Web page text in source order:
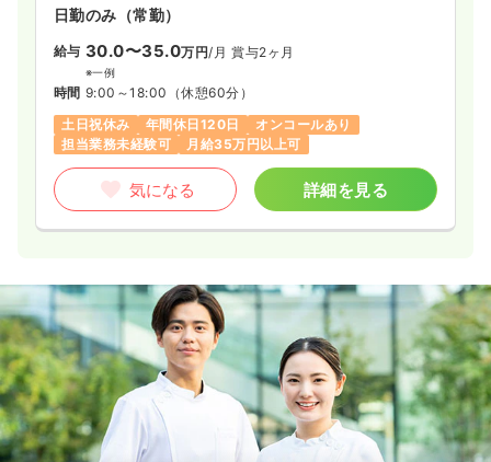
日勤のみ（常勤）
給与 30.0〜35.0万円/月 賞与2ヶ月
※一例
時間 9:00～18:00 （休憩60分）
土日祝休み
年間休日120日
オンコールあり
担当業務未経験可
月給35万円以上可
気になる 詳細を見る